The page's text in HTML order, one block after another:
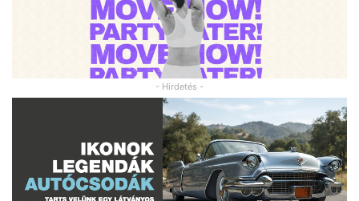
- Hirdetés -